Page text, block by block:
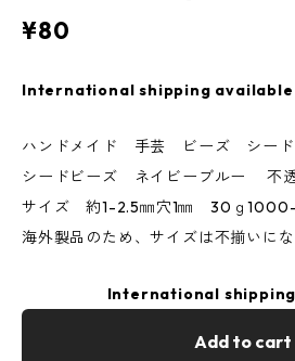
¥80
International shipping available
ハンドメイド 手芸 ビーズ シー
シードビーズ ネイビーブルー 不
サイズ 約1-2.5㎜穴1㎜ 30ｇ
海外製品のため、サイズは不揃いに
International
Add to cart